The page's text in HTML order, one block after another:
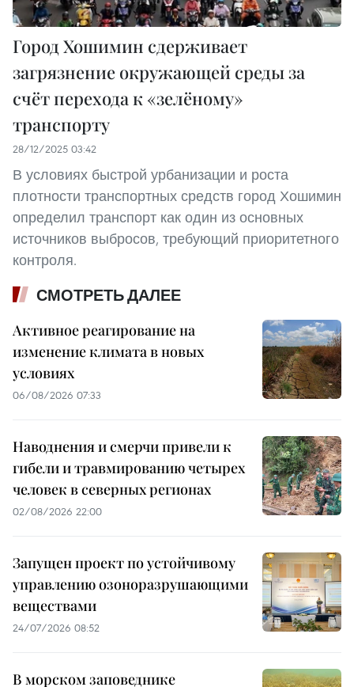
Город Хошимин сдерживает
загрязнение окружающей среды за
счёт перехода к «зелёному»
транспорту
28/12/2025 03:42
В условиях быстрой урбанизации и роста
плотности транспортных средств город Хошимин
определил транспорт как один из основных
источников выбросов, требующий приоритетного
контроля.
СМОТРЕТЬ ДАЛЕЕ
Активное реагирование на
изменение климата в новых
условиях
06/08/2026 07:33
Наводнения и смерчи привели к
гибели и травмированию четырех
человек в северных регионах
02/08/2026 22:00
Запущен проект по устойчивому
управлению озоноразрушающими
веществами
24/07/2026 08:52
В морском заповеднике